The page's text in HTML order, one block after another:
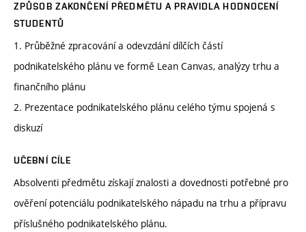
ZPŮSOB ZAKONČENÍ PŘEDMĚTU A PRAVIDLA HODNOCENÍ
STUDENTŮ
1. Průběžné zpracování a odevzdání dílčích částí
podnikatelského plánu ve formě Lean Canvas, analýzy trhu a
finančního plánu
2. Prezentace podnikatelského plánu celého týmu spojená s
diskuzí
UČEBNÍ CÍLE
Absolventi předmětu získají znalosti a dovednosti potřebné pro
ověření potenciálu podnikatelského nápadu na trhu a přípravu
příslušného podnikatelského plánu.